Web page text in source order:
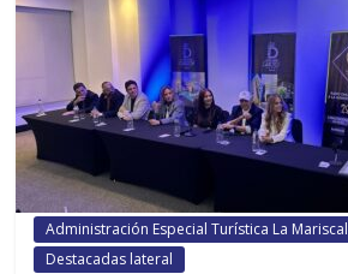
Administración Especial Turística La Mariscal
Destacadas lateral